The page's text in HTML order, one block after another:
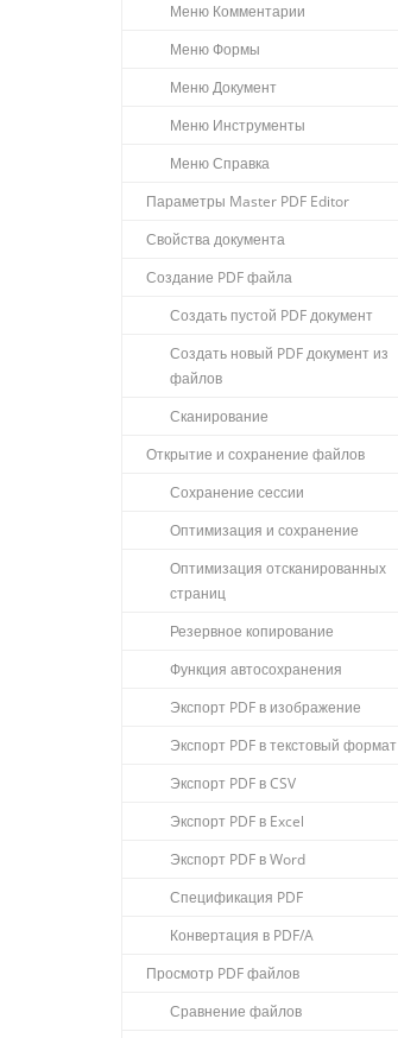
Меню Комментарии
Меню Формы
Меню Документ
Меню Инструменты
Меню Справка
Параметры Master PDF Editor
Свойства документа
Создание PDF файла
Создать пустой PDF документ
Создать новый PDF документ из
файлов
Сканирование
Открытие и сохранение файлов
Сохранение сессии
Оптимизация и сохранение
Оптимизация отсканированных
страниц
Резервное копирование
Функция автосохранения
Экспорт PDF в изображение
Экспорт PDF в текстовый формат
Экспорт PDF в CSV
Экспорт PDF в Excel
Экспорт PDF в Word
Спецификация PDF
Конвертация в PDF/A
Просмотр PDF файлов
Сравнение файлов